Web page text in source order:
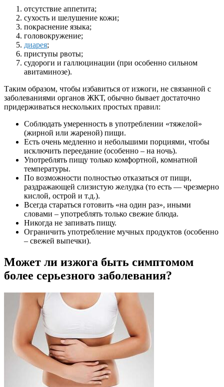
отсутствие аппетита;
сухость и шелушение кожи;
покраснение языка;
головокружение;
диарея;
приступы рвоты;
судороги и галлюцинации (при особенно сильном
авитаминозе).
Таким образом, чтобы избавиться от изжоги, не связанной с
заболеваниями органов ЖКТ, обычно бывает достаточно
придерживаться нескольких простых правил:
Соблюдать умеренность в употреблении «тяжелой»
(жирной или жареной) пищи.
Есть очень медленно и небольшими порциями, чтобы
исключить переедание (особенно – на ночь).
Употреблять пищу только комфортной, комнатной
температуры.
По возможности полностью отказаться от пищи,
раздражающей слизистую желудка (то есть — чрезмерно
кислой, острой и т.д.).
Всегда стараться готовить «на один раз», иными
словами – употреблять только свежие блюда.
Никогда не запивать пищу.
Ограничить употребление мучных продуктов (особенно
– свежей выпечки).
Может ли изжога быть симптомом
более серьезного заболевания?